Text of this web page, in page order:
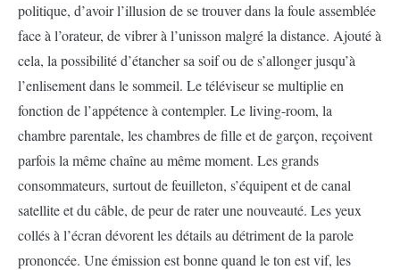
politique, d’avoir l’illusion de se trouver dans la foule assemblée
face à l’orateur, de vibrer à l’unisson malgré la distance. Ajouté à
cela, la possibilité d’étancher sa soif ou de s’allonger jusqu’à
l’enlisement dans le sommeil. Le téléviseur se multiplie en
fonction de l’appétence à contempler. Le living-room, la
chambre parentale, les chambres de fille et de garçon, reçoivent
parfois la même chaîne au même moment. Les grands
consommateurs, surtout de feuilleton, s’équipent et de canal
satellite et du câble, de peur de rater une nouveauté. Les yeux
collés à l’écran dévorent les détails au détriment de la parole
prononcée. Une émission est bonne quand le ton est vif, les